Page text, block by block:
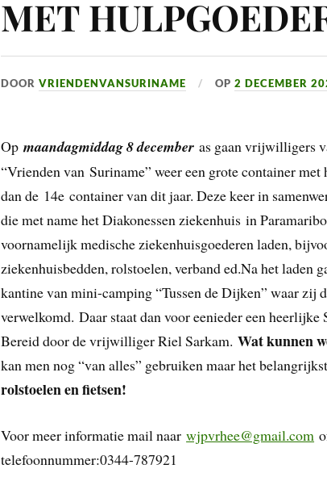
MET
DOORVRIENDENVANSURINAME OP2 DECEMBER
Opmaandagmiddag 8 decemberas gaan vrijwilligers
“Vrienden van Suriname” weer een grote container
dan de 14e container van dit jaar. Deze keer in
die met name het Diakonessen ziekenhuis in
voornamelijk medische ziekenhuisgoederen laden,
ziekenhuisbedden, rolstoelen, verband ed.Na het laden
kantine van mini-camping “Tussen de Dijken” waar zij
verwelkomd. Daar staat dan voor eenieder een heerlijke
Bereid door de vrijwilliger Riel Sarkam.Wat kunnen
kan men nog “van alles” gebruiken maar het
rolstoelen en fietsen!
Voor meer informatie mail naarwjpvrhee@gmail.com
telefoonnummer:0344-787921